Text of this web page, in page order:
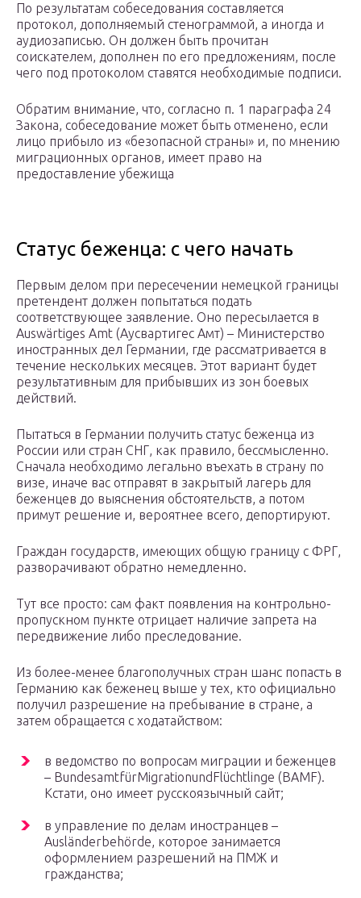
По результатам собеседования составляется
протокол, дополняемый стенограммой, а иногда и
аудиозаписью. Он должен быть прочитан
соискателем, дополнен по его предложениям, после
чего под протоколом ставятся необходимые подписи.
Обратим внимание, что, согласно п. 1 параграфа 24
Закона, собеседование может быть отменено, если
лицо прибыло из «безопасной страны» и, по мнению
миграционных органов, имеет право на
предоставление убежища
Статус беженца: с чего начать
Первым делом при пересечении немецкой границы
претендент должен попытаться подать
соответствующее заявление. Оно пересылается в
Auswärtiges Amt (Аусвартигес Амт) – Министерство
иностранных дел Германии, где рассматривается в
течение нескольких месяцев. Этот вариант будет
результативным для прибывших из зон боевых
действий.
Пытаться в Германии получить статус беженца из
России или стран СНГ, как правило, бессмысленно.
Сначала необходимо легально въехать в страну по
визе, иначе вас отправят в закрытый лагерь для
беженцев до выяснения обстоятельств, а потом
примут решение и, вероятнее всего, депортируют.
Граждан государств, имеющих общую границу с ФРГ,
разворачивают обратно немедленно.
Тут все просто: сам факт появления на контрольно-
пропускном пункте отрицает наличие запрета на
передвижение либо преследование.
Из более-менее благополучных стран шанс попасть в
Германию как беженец выше у тех, кто официально
получил разрешение на пребывание в стране, а
затем обращается с ходатайством:
в ведомство по вопросам миграции и беженцев
– BundesamtfürMigrationundFlüchtlinge (BAMF).
Кстати, оно имеет русскоязычный сайт;
в управление по делам иностранцев –
Ausländerbehörde, которое занимается
оформлением разрешений на ПМЖ и
гражданства;